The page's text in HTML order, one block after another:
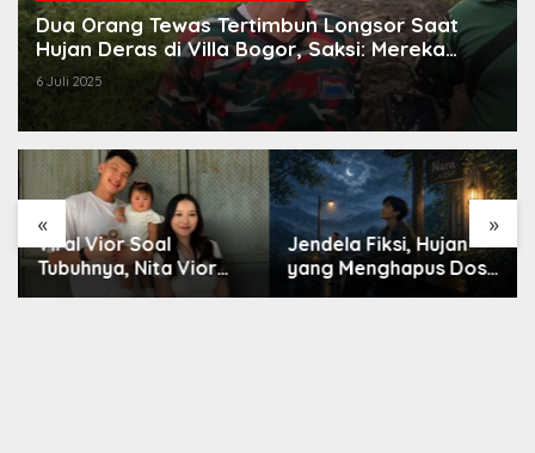
Dua Orang Tewas Tertimbun Longsor Saat
Hujan Deras di Villa Bogor, Saksi: Mereka
Sedang Santai di Saung
6 Juli 2025
« »
Viral Vior Soal
Tubuhnya, Nita Vior
Akui Nikmati Peranya
Jendela Fiksi, Hujan
yang Menghapus Dosa